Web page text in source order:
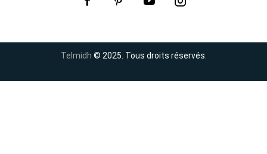
Telmidh © 2025. Tous droits réservés.